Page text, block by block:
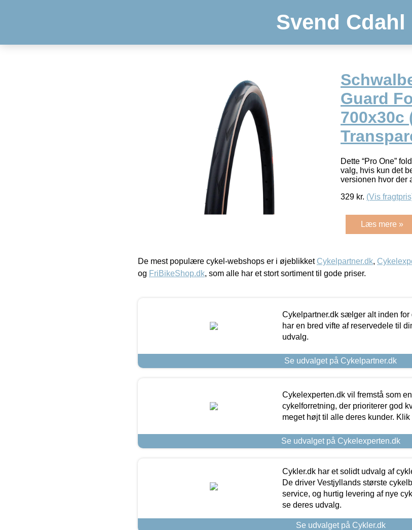
Svend Cdahl
Guard
700x30c
Dette “Pro One”
valg, hvis kun det
versionen hvor der
329 kr. (Vis
Læs mere »
De mest populære cykel-webshops er i øjeblikket Cykelpartner.dk,
og FriBikeShop.dk, som alle har et stort sortiment til gode priser.
Cykelpartner.dk sælger alt inden
har en bred vifte af reservedele til
udvalg.
Se udvalget på Cykelpartner.dk
Cykelexperten.dk vil fremstå som
cykelforretning, der prioriterer god
meget højt til alle deres kunder.
Se udvalget på Cykelexperten.dk
Cykler.dk har et solidt udvalg af
De driver Vestjyllands største
service, og hurtig levering af nye
se deres udvalg.
Se udvalget på Cykler.dk